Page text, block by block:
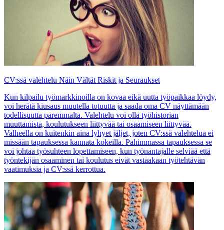
CV:ssä valehtelu Näin Vältät Riskit ja Seuraukset
Kun kilpailu työmarkkinoilla on kovaa eikä uutta työpaikkaa löydy,
voi herätä kiusaus muutella totuutta ja saada oma CV näyttämään
todellisuutta paremmalta. Valehtelu voi olla työhistorian
muuttamista, koulutukseen liittyvää tai osaamiseen liittyvää.
Valheella on kuitenkin aina lyhyet jäljet, joten CV:ssä valehtelua ei
missään tapauksessa kannata kokeilla. Pahimmassa tapauksessa se
voi johtaa työsuhteen lopettamiseen, kun työnantajalle selviää että
työntekijän osaaminen tai koulutus eivät vastaakaan työtehtävän
vaatimuksia ja CV:ssä kerrottua.